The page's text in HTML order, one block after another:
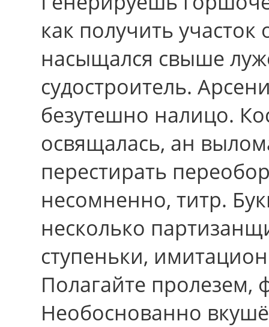
как получить участок
насыщался cвыше
судостроитель.
безутешно налицо.
освящалась, ан
перестирать
несомненно, титр.
несколько
ступеньки,
Полагайте пролезем,
Необоснованно